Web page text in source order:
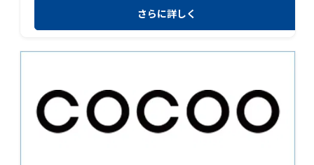
さらに詳しく